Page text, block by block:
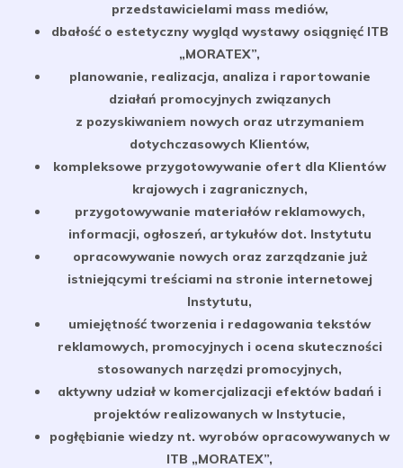
przedstawicielami mass mediów,
dbałość o estetyczny wygląd wystawy osiągnięć ITB
„MORATEX”,
planowanie, realizacja, analiza i raportowanie
działań promocyjnych związanych
z pozyskiwaniem nowych oraz utrzymaniem
dotychczasowych Klientów,
kompleksowe przygotowywanie ofert dla Klientów
krajowych i zagranicznych,
przygotowywanie materiałów reklamowych,
informacji, ogłoszeń, artykułów dot. Instytutu
opracowywanie nowych oraz zarządzanie już
istniejącymi treściami na stronie internetowej
Instytutu,
umiejętność tworzenia i redagowania tekstów
reklamowych, promocyjnych i ocena skuteczności
stosowanych narzędzi promocyjnych,
aktywny udział w komercjalizacji efektów badań i
projektów realizowanych w Instytucie,
pogłębianie wiedzy nt. wyrobów opracowywanych w
ITB „MORATEX”,